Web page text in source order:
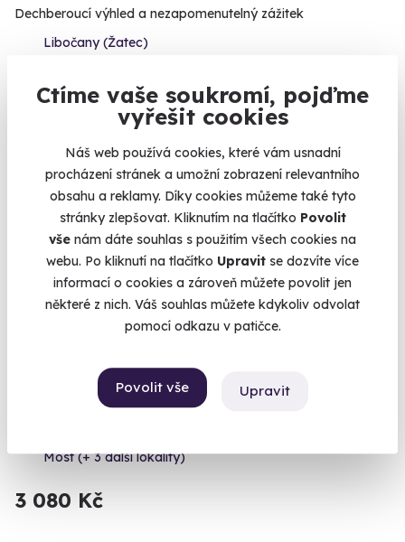
Ctíme vaše soukromí, pojďme
vyřešit cookies
Náš web používá cookies, které vám usnadní
procházení stránek a umožní zobrazení relevantního
obsahu a reklamy. Díky cookies můžeme také tyto
stránky zlepšovat. Kliknutím na tlačítko Povolit
vše nám dáte souhlas s použitím všech cookies na
webu. Po kliknutí na tlačítko Upravit se dozvíte více
informací o cookies a zároveň můžete povolit jen
některé z nich. Váš souhlas můžete kdykoliv odvolat
pomocí odkazu v patičce.
Povolit vše Upravit
Dechberoucí výhled a nezapomenutelný zážitek
Libočany (Žatec)
3 490 Kč
Volný termín už 07. 08. 2026
Škola smyku
Most (+ 3 další lokality)
3 080 Kč